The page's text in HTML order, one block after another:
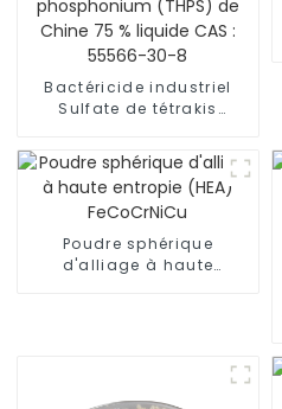
Bactéricide industriel
Sulfate de tétrakis
phosphonium (THPS) de
Chine 75 % liquide CAS :
55566-30-8
Poudre sphérique
d'alliage à haute